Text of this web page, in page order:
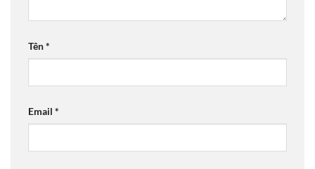
Tên*
Email *